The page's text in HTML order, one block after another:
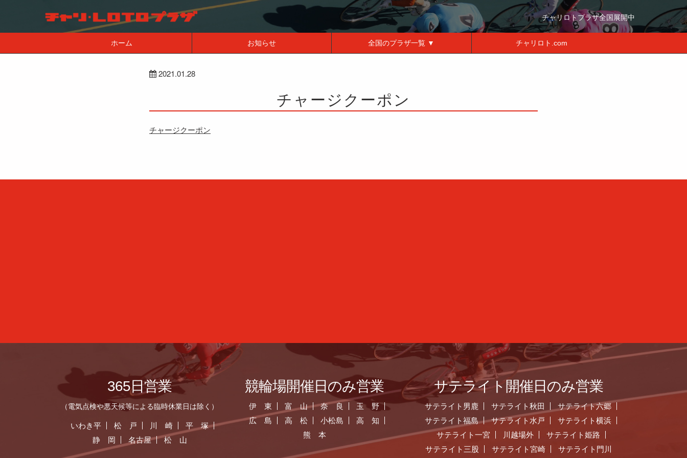
チャリロトプラザ全国展開中
ホーム お知らせ 全国のプラザ一覧 ▼ チャリロト.com
2021.01.28
チャージクーポン
チャージクーポン
365日営業
（電気点検や悪天候等による臨時休業日は除く）
いわき平 松 戸 川 崎
平 塚
静 岡
名古屋 松 山
競輪場開催日のみ営業
伊 東 富 山 奈 良
玉 野
広 島
高 松 小松島
高 知
熊 本
サテライト開催日のみ営業
サテライト男鹿 サテライト秋田
サテライト六郷
サテライト福島
サテライト水戸
サテライト横浜
サテライト一宮
川越場外
サテライト姫路
サテライト三股
サテライト宮崎 サテライト門川